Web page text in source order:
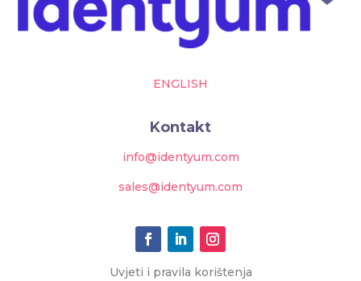
ENGLISH
Kontakt
info@identyum.com
sales@identyum.com
Uvjeti i pravila korištenja